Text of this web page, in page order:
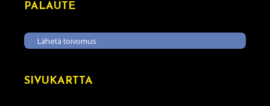
PALAUTE
Lähetä toivomus
SIVUKARTTA